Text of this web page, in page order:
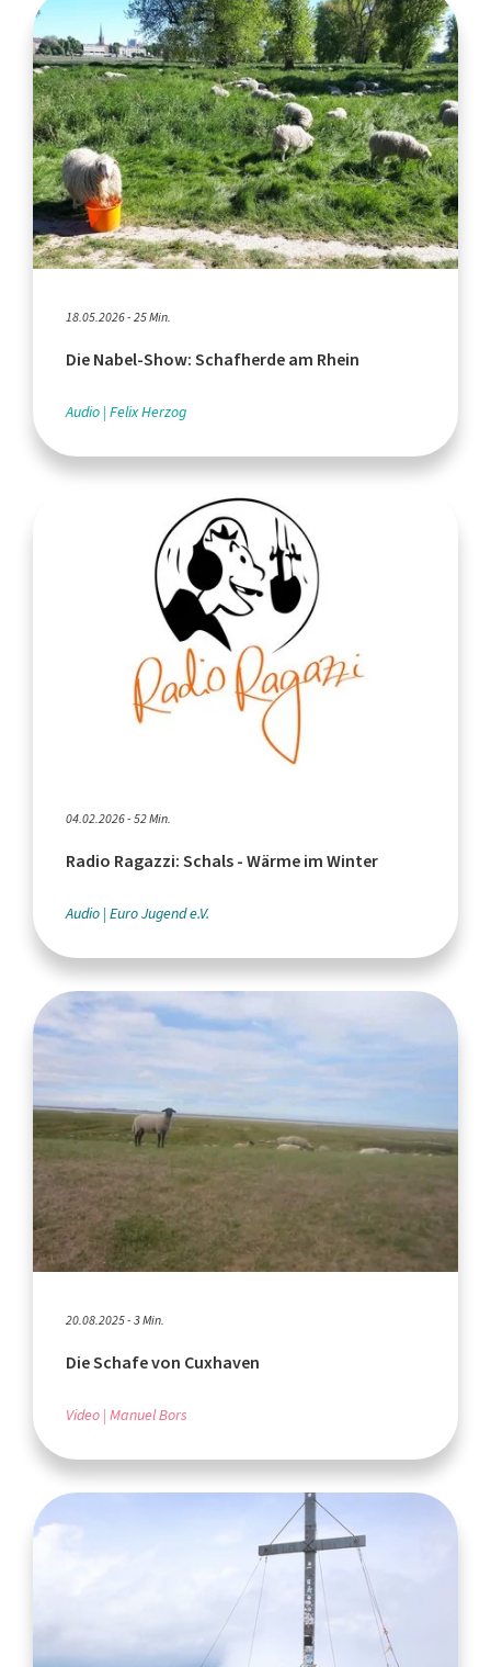
18.05.2026 - 25 Min.
Die Nabel-Show: Schafherde am Rhein
Audio Felix Herzog
04.02.2026 - 52 Min.
Radio Ragazzi: Schals - Wärme im Winter
Audio Euro Jugend e.V.
20.08.2025 - 3 Min.
Die Schafe von Cuxhaven
Video Manuel Bors